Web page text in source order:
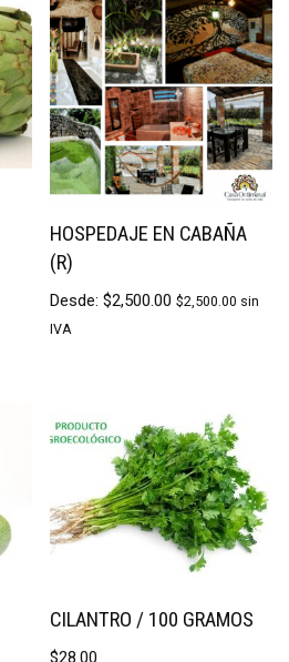
HOSPEDAJE EN CABAÑA
(R)
Desde:$2,500.00 $2,500.00 sin
IVA
CILANTRO / 100 GRAMOS